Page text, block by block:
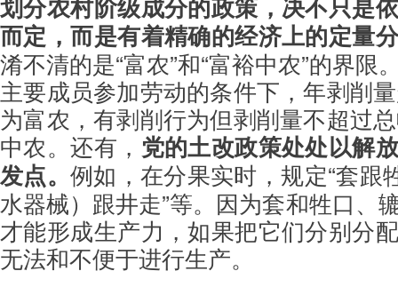
而定，而是有着精确的经济上的定量
淆不清的是“富农”和“富裕中农”的界限
主要成员参加劳动的条件下，年剥削
为富农，有剥削行为但剥削量不超过
中农。还有， 党的土改政策处处以解
发点。例如，在分果实时，规定“套跟
水器械）跟井走”等。因为套和牲口、
才能形成生产力，如果把它们分别分
无法和不便于进行生产。